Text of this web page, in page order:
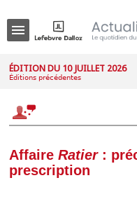
ÉDITION DU 10 JUILLET 2026
Éditions précédentes
Affaire Ratier:
prescription